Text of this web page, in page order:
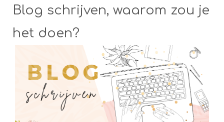
Blog schrijven, waarom zou je
het doen?